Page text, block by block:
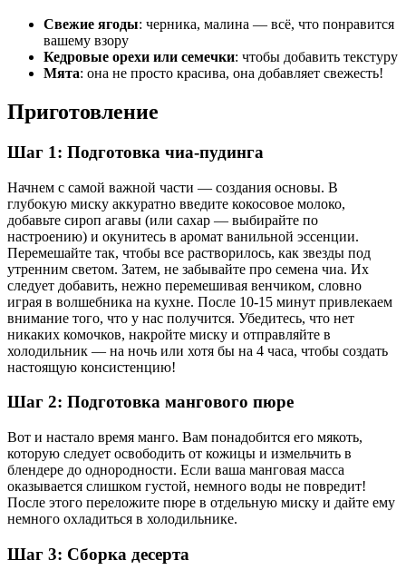
Свежие ягоды: черника, малина — всё, что понравится
вашему взору
Кедровые орехи или семечки: чтобы добавить текстуру
Мята: она не просто красива, она добавляет свежесть!
Приготовление
Шаг 1: Подготовка чиа-пудинга
Начнем с самой важной части — создания основы. В
глубокую миску аккуратно введите кокосовое молоко,
добавьте сироп агавы (или сахар — выбирайте по
настроению) и окунитесь в аромат ванильной эссенции.
Перемешайте так, чтобы все растворилось, как звезды под
утренним светом. Затем, не забывайте про семена чиа. Их
следует добавить, нежно перемешивая венчиком, словно
играя в волшебника на кухне. После 10-15 минут привлекаем
внимание того, что у нас получится. Убедитесь, что нет
никаких комочков, накройте миску и отправляйте в
холодильник — на ночь или хотя бы на 4 часа, чтобы создать
настоящую консистенцию!
Шаг 2: Подготовка мангового пюре
Вот и настало время манго. Вам понадобится его мякоть,
которую следует освободить от кожицы и измельчить в
блендере до однородности. Если ваша манговая масса
оказывается слишком густой, немного воды не повредит!
После этого переложите пюре в отдельную миску и дайте ему
немного охладиться в холодильнике.
Шаг 3: Сборка десерта